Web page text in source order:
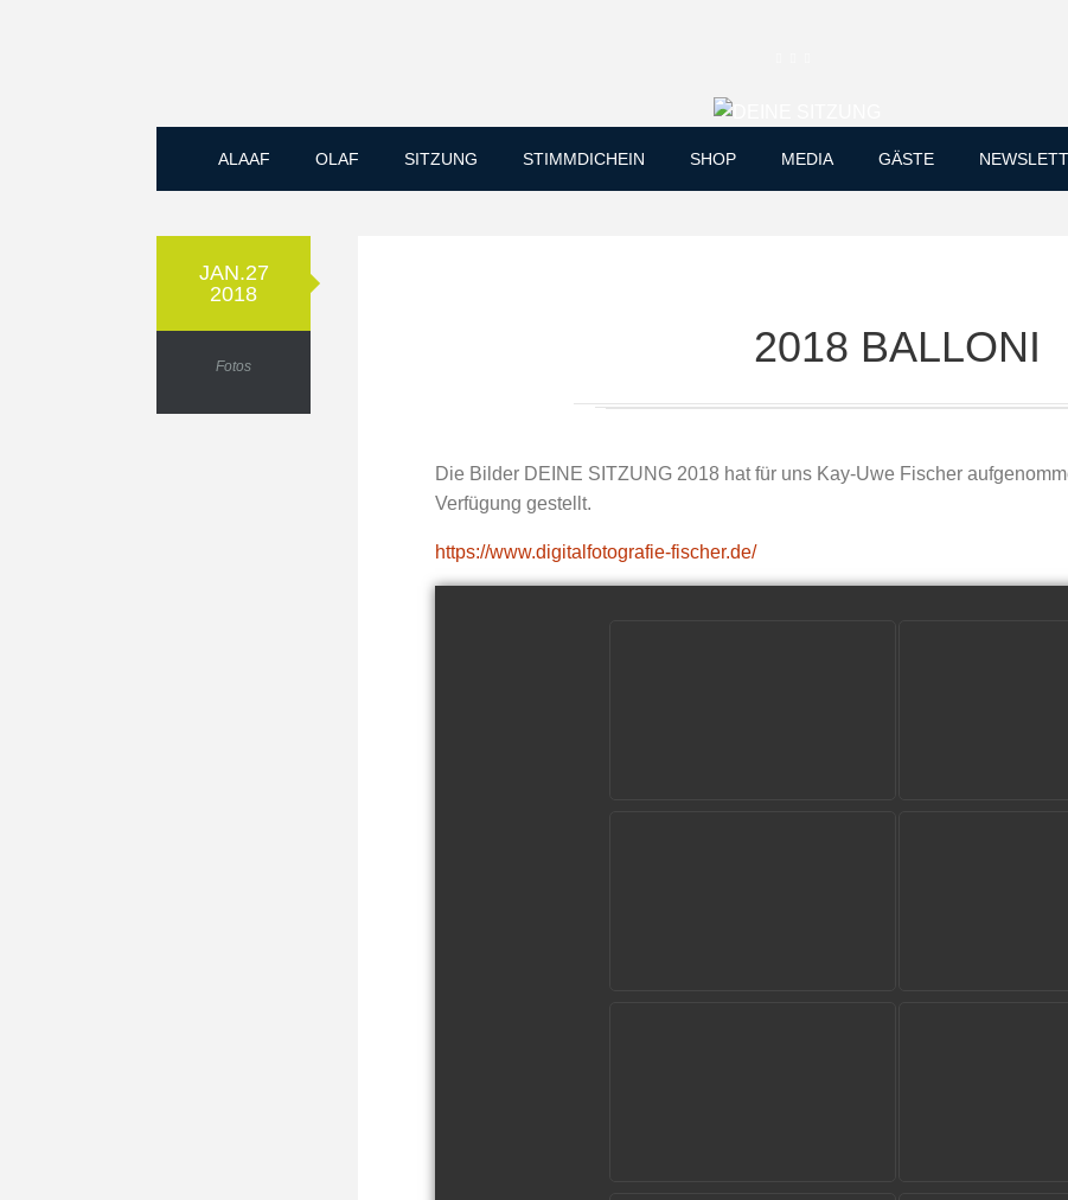
ALAAF OLAF SITZUNG STIMMDICHEIN SHOP MEDIA GÄSTE
JAN.27
2018
Fotos 2018 BALLONI
Die Bilder DEINE SITZUNG 2018 hat für uns Kay-Uwe Fischer
Verfügung gestellt.
https://www.digitalfotografie-fischer.de/